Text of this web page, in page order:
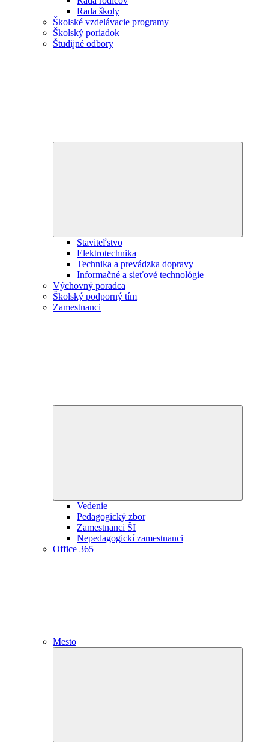
Rada školy
Školské vzdelávacie programy
Školský poriadok
Študijné odbory
Staviteľstvo
Elektrotechnika
Technika a prevádzka dopravy
Informačné a sieťové technológie
Výchovný poradca
Školský podporný tím
Zamestnanci
Vedenie
Pedagogický zbor
Zamestnanci ŠI
Nepedagogickí zamestnanci
Office 365
Mesto